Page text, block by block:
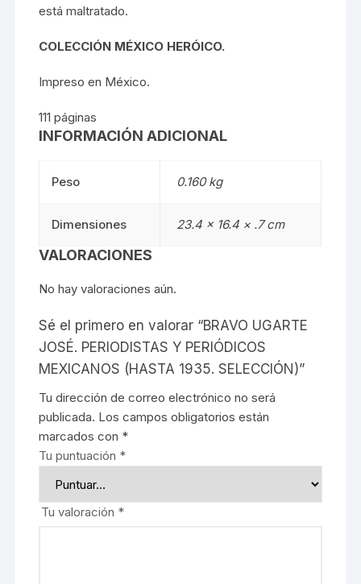
está maltratado.
COLECCIÓN MÉXICO HERÓICO.
Impreso en México.
111 páginas
INFORMACIÓN ADICIONAL
Peso 0.160 kg
Dimensiones 23.4 × 16.4 × .7 cm
VALORACIONES
No hay valoraciones aún.
Sé el primero en valorar “BRAVO UGARTE
JOSÉ. PERIODISTAS Y PERIÓDICOS
MEXICANOS (HASTA 1935. SELECCIÓN)”
Tu dirección de correo electrónico no será
publicada. Los campos obligatorios están
marcados con *
Tu puntuación *
Tu valoración *